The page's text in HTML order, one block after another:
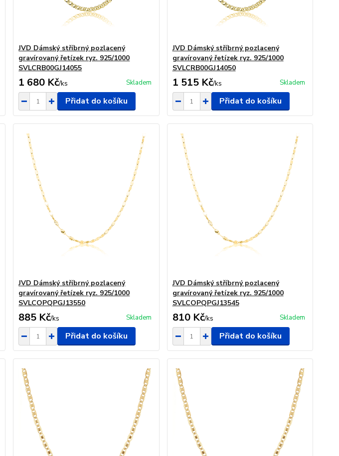
JVD Dámský stříbrný pozlacený
gravírovaný řetízek ryz. 925/1000
SVLCRB00GJ14055
1 680 Kč/ks Skladem
Přidat do košíku
JVD Dámský stříbrný pozlacený
gravírovaný řetízek ryz. 925/1000
SVLCRB00GJ14050
1 515 Kč/ks Skladem
Přidat do košíku
JVD Dámský stříbrný pozlacený
gravírovaný řetízek ryz. 925/1000
SVLCOPQPGJ13550
885 Kč/ks Skladem
Přidat do košíku
JVD Dámský stříbrný pozlacený
gravírovaný řetízek ryz. 925/1000
SVLCOPQPGJ13545
810 Kč/ks Skladem
Přidat do košíku